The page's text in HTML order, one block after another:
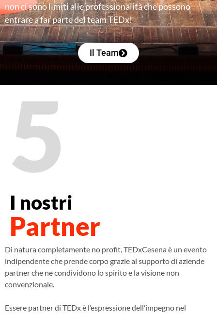
non ci sono limiti alle professionalità che possono
entrare a far parte del team TEDx!
Il Team
5
I nostri
Partner
Di natura completamente no profit, TEDxCesena è un evento
indipendente che prende corpo grazie al supporto di aziende
partner che ne condividono lo spirito e la visione non
convenzionale.
Essere partner di TEDx è l’espressione dell’impegno nel